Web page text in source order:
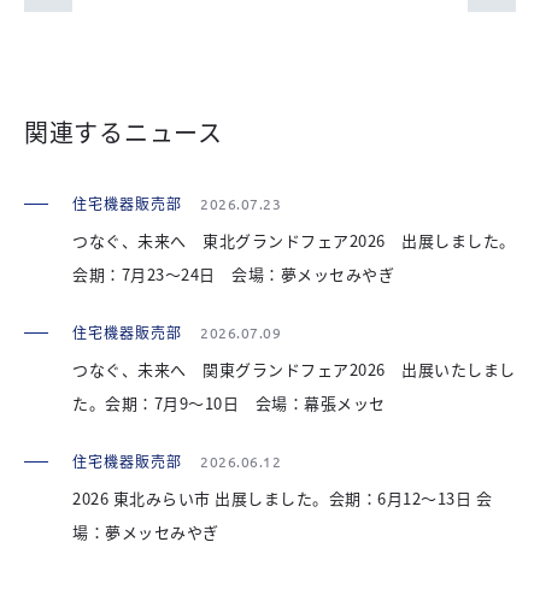
関連するニュース
住宅機器販売部 2026.07.23
つなぐ、未来へ 東北グランドフェア2026 出展しました。
会期：7月23～24日 会場：夢メッセみやぎ
住宅機器販売部 2026.07.09
つなぐ、未来へ 関東グランドフェア2026 出展いたしまし
た。会期：7月9～10日 会場：幕張メッセ
住宅機器販売部 2026.06.12
2026 東北みらい市 出展しました。会期：6月12～13日 会
場：夢メッセみやぎ